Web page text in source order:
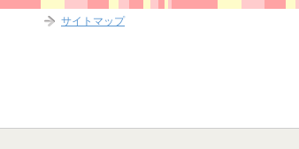
サイトマップ